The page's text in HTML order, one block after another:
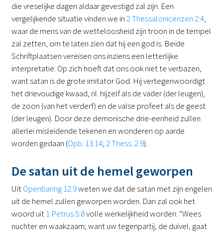
die vreselijke dagen aldaar gevestigd zal zijn. Een
vergelijkende situatie vinden we in2 Thessalonicenzen 2:4,
waar de mens van de wetteloosheid zijn troon in de tempel
zal zetten, om te laten zien dat hij een god is. Beide
Schriftplaatsen vereisen ons inziens een letterlijke
interpretatie. Op zich hoeft dat ons ook niet te verbazen,
want satan is de grote imitator God. Hij vertegenwoordigt
het drievoudige kwaad, nl. hijzelf als de vader (der leugen),
de zoon (van het verderf) en de valse profeet als de geest
(der leugen). Door deze demonische drie-eenheid zullen
allerlei misleidende tekenen en wonderen op aarde
worden gedaan (Opb. 13:14;2 Thess. 2:9).
De satan uit de hemel geworpen
UitOpenbaring 12:9weten we dat de satan met zijn engelen
uit de hemel zullen geworpen worden. Dan zal ook het
woord uit1 Petrus 5:8volle werkelijkheid worden: “Wees
nuchter en waakzaam; want uw tegenpartij, de duivel, gaat